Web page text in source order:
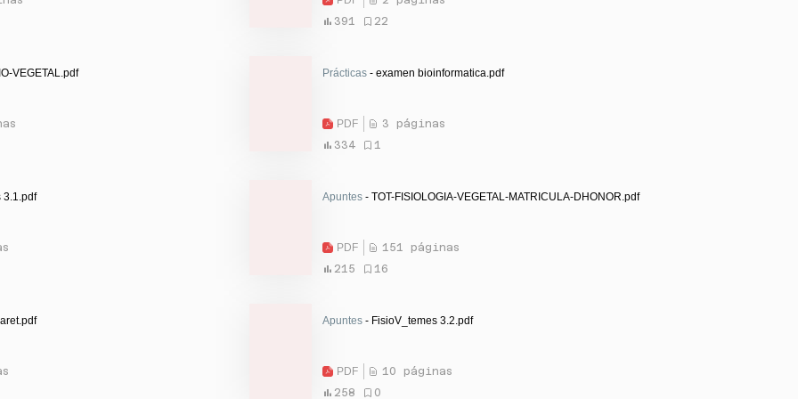
391
22
VEGETAL.pdf Prácticas - examen bioinformatica.pdf
PDF
3 páginas
334
1
3.1.pdf Apuntes - TOT-FISIOLOGIA-VEGETAL-MATRICULA-DHONOR.pdf
PDF
151 páginas
215
16
Apuntes - FisioV_temes 3.2.pdf
PDF
10 páginas
258
0